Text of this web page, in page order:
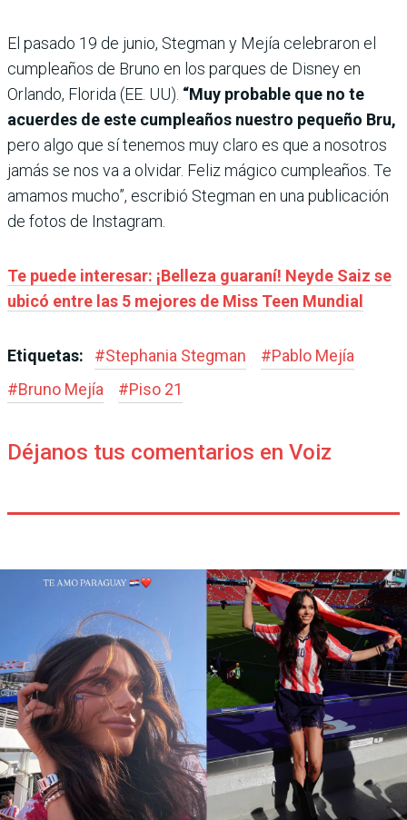
El pasado 19 de junio, Stegman y Mejía celebraron el
cumpleaños de Bruno en los parques de Disney en
Orlando, Florida (EE. UU). “Muy probable que no te
acuerdes de este cumpleaños nuestro pequeño Bru,
pero algo que sí tenemos muy claro es que a nosotros
jamás se nos va a olvidar. Feliz mágico cumpleaños. Te
amamos mucho”, escribió Stegman en una publicación
de fotos de Instagram.
Te puede interesar: ¡Belleza guaraní! Neyde Saiz se
ubicó entre las 5 mejores de Miss Teen Mundial
Etiquetas: #Stephania Stegman #Pablo Mejía
#Bruno Mejía #Piso 21
Déjanos tus comentarios en Voiz